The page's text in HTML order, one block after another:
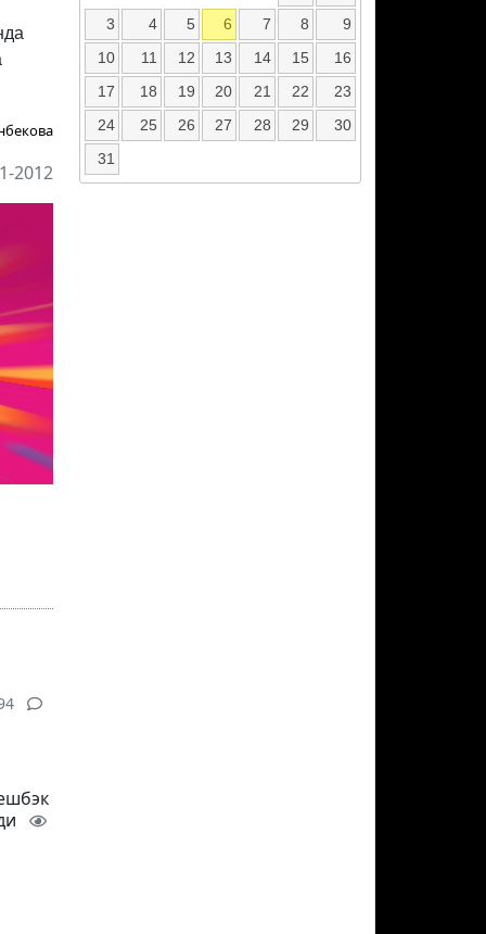
2012
3
4 5 6 7 8
9
10
11 12 13 14 15
16
17
18 19 20 21 22
23
24
25 26 27 28 29
30
31